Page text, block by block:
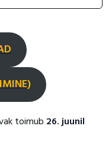
toimub 26. juunil